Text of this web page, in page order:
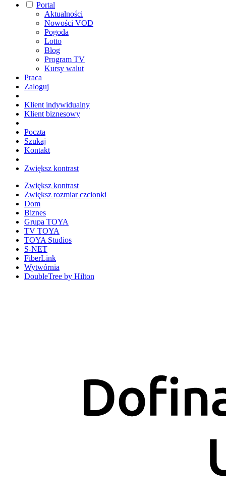
Portal
Aktualności
Nowości VOD
Pogoda
Lotto
Blog
Program TV
Kursy walut
Praca
Zaloguj
Klient indywidualny
Klient biznesowy
Poczta
Szukaj
Kontakt
Zwiększ kontrast
Zwiększ kontrast
Zwiększ rozmiar czcionki
Dom
Biznes
Grupa TOYA
TV TOYA
TOYA Studios
S-NET
FiberLink
Wytwórnia
DoubleTree by Hilton